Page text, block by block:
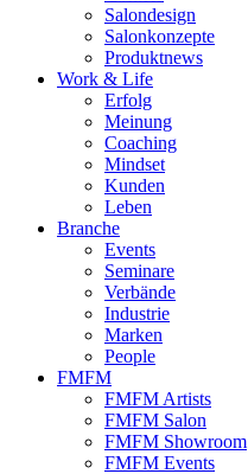
Salondesign
Salonkonzepte
Produktnews
Work & Life
Erfolg
Meinung
Coaching
Mindset
Kunden
Leben
Branche
Events
Seminare
Verbände
Industrie
Marken
People
FMFM
FMFM Artists
FMFM Salon
FMFM Showroom
FMFM Events